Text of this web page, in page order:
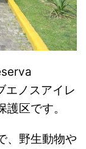
ノスアイレ
区です。
、野生動物や